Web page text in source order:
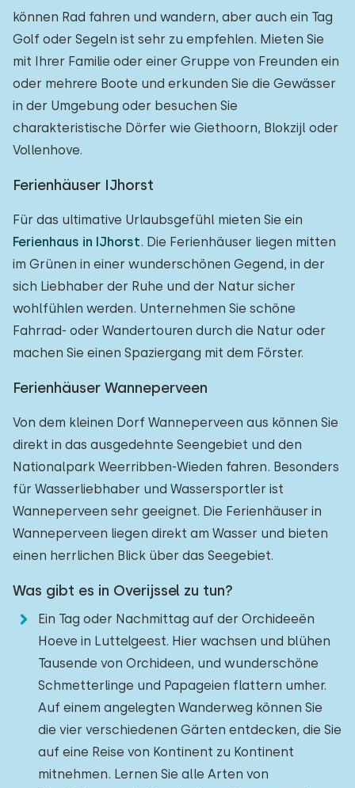
können Rad fahren und wandern, aber auch ein Tag
Golf oder Segeln ist sehr zu empfehlen. Mieten Sie
mit Ihrer Familie oder einer Gruppe von Freunden ein
oder mehrere Boote und erkunden Sie die Gewässer
in der Umgebung oder besuchen Sie
charakteristische Dörfer wie Giethoorn, Blokzijl oder
Vollenhove.
Ferienhäuser IJhorst
Für das ultimative Urlaubsgefühl mieten Sie ein
Ferienhaus in IJhorst. Die Ferienhäuser liegen mitten
im Grünen in einer wunderschönen Gegend, in der
sich Liebhaber der Ruhe und der Natur sicher
wohlfühlen werden. Unternehmen Sie schöne
Fahrrad- oder Wandertouren durch die Natur oder
machen Sie einen Spaziergang mit dem Förster.
Ferienhäuser Wanneperveen
Von dem kleinen Dorf Wanneperveen aus können Sie
direkt in das ausgedehnte Seengebiet und den
Nationalpark Weerribben-Wieden fahren. Besonders
für Wasserliebhaber und Wassersportler ist
Wanneperveen sehr geeignet. Die Ferienhäuser in
Wanneperveen liegen direkt am Wasser und bieten
einen herrlichen Blick über das Seegebiet.
Was gibt es in Overijssel zu tun?
Ein Tag oder Nachmittag auf der Orchideeën
Hoeve in Luttelgeest. Hier wachsen und blühen
Tausende von Orchideen, und wunderschöne
Schmetterlinge und Papageien flattern umher.
Auf einem angelegten Wanderweg können Sie
die vier verschiedenen Gärten entdecken, die Sie
auf eine Reise von Kontinent zu Kontinent
mitnehmen. Lernen Sie alle Arten von